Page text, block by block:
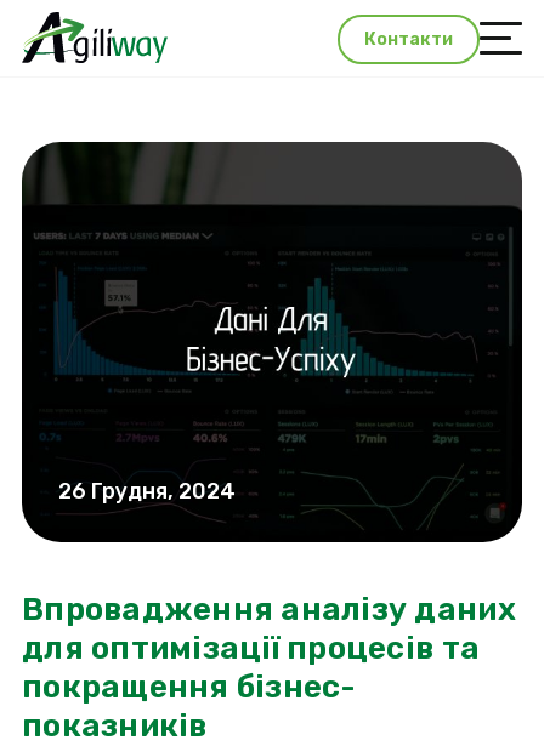
Контакти
26 Грудня, 2024
Впровадження аналізу даних
для оптимізації процесів та
покращення бізнес-
показників